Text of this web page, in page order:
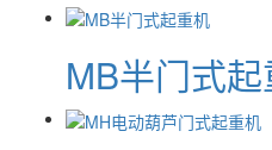
MB半门式